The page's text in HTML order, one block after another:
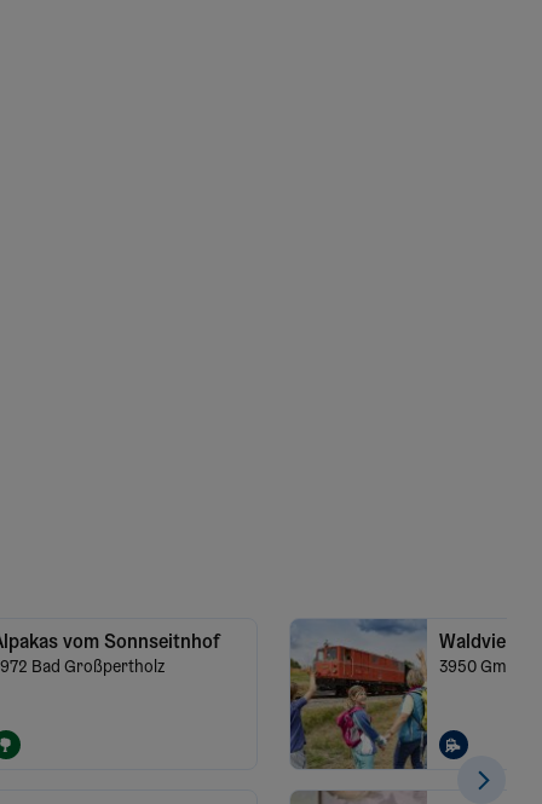
vom Sonnseitnhof
Bad Großpertholz 3950 Gmünd